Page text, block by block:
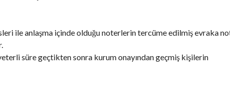
ile anlaşma içinde olduğu noterlerin tercüme edilmiş evraka
süre geçtikten sonra kurum onayından geçmiş kişilerin